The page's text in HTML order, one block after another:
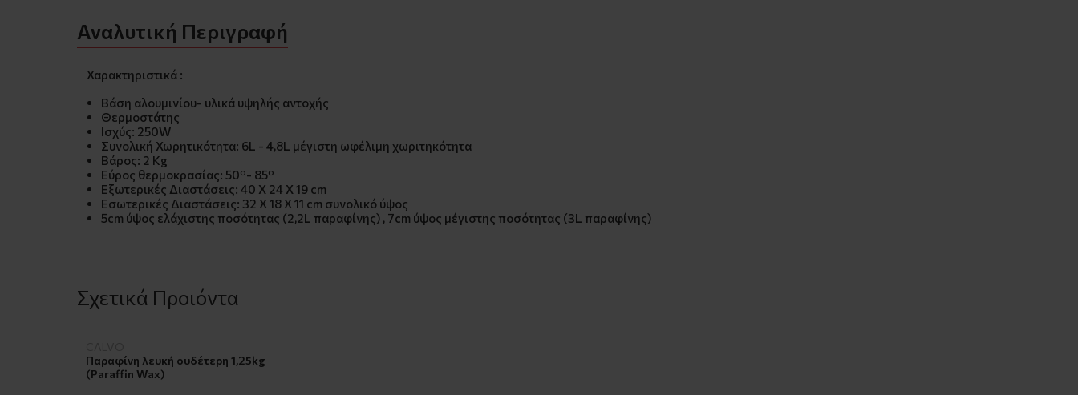
Αναλυτική Περιγραφή
Χαρακτηριστικά :
Βάση αλουμινίου- υλικά υψηλής αντοχής
Θερμοστάτης
Ισχύς: 250W
Συνολική Χωρητικότητα: 6L - 4,8L μέγιστη ωφέλιμη χωριτηκότητα
Βάρος: 2 Kg
Εύρος θερμοκρασίας: 50º- 85º
Εξωτερικές Διαστάσεις: 40 Χ 24 Χ 19 cm
Εσωτερικές Διαστάσεις: 32 Χ 18 Χ 11 cm συνολικό ύψος
5cm ύψος ελάχιστης ποσότητας (2,2L παραφίνης) , 7cm ύψος μέγιστης ποσότητας (3L παραφίνης)
Σχετικά Προιόντα
Παραφίνη λευκή ουδέτερη 1,25kg
(Paraffin Wax)